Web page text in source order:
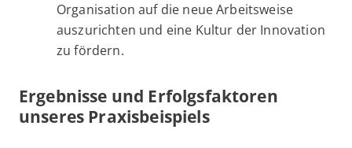
Organisation auf die neue Arbeitsweise
auszurichten und eine Kultur der Innovation
zu fördern.
Ergebnisse und Erfolgsfaktoren
unseres Praxisbeispiels